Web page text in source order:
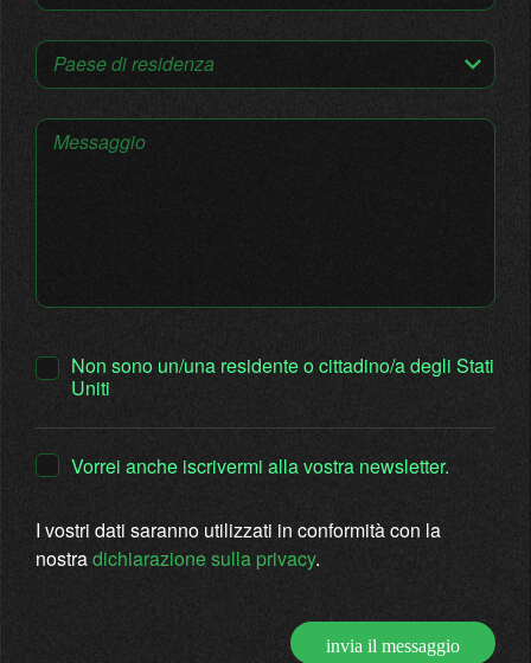
Paese di residenza
Messaggio
Non sono un/una residente o cittadino/a degli Stati
Uniti
Vorrei anche iscrivermi alla vostra newsletter.
I vostri dati saranno utilizzati in conformità con la
nostradichiarazione sulla privacy.
invia il messaggio